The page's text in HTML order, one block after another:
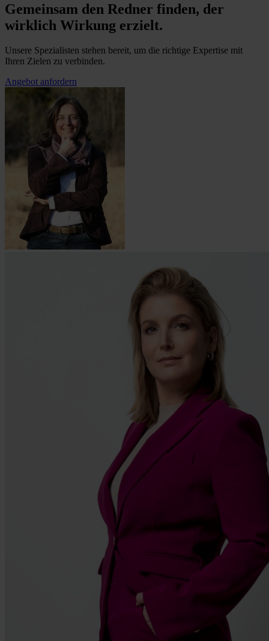
Gemeinsam den Redner finden, der
wirklich Wirkung erzielt.
Unsere Spezialisten stehen bereit, um die richtige Expertise mit
Ihren Zielen zu verbinden.
Angebot anfordern